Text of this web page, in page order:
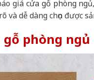
giá cửa gỗ phòng ngủ
và dễ dàng chọn được
gỗ phòng ngủ